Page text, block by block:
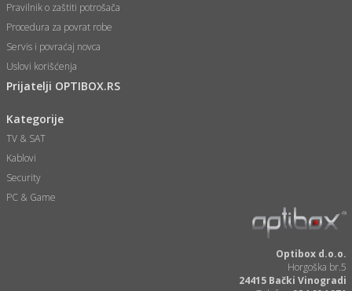
Pravilnik o zaštiti potrošača
Procedura za povrat robe
Servis i povraćaj novca
Uslovi korišćenja
Prijatelji OPTIBOX.RS
Kategorije
TV & SAT
Kablovi
Security
PC & Game
Optibox d.o.o.
Horgoška br.5
24415 Bački Vinogradi